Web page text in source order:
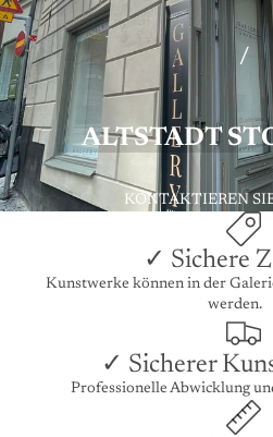
/
ALTSTADT
KONTAKTIEREN
✓ Sichere
Kunstwerke können in der
werden.
✓ Sicherer
Professionelle Abwicklung